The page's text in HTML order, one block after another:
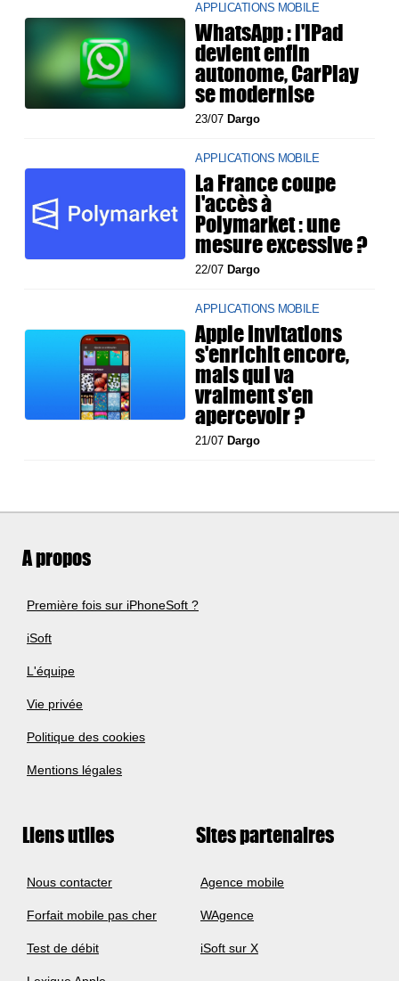
APPLICATIONS MOBILE
WhatsApp : l'iPad
devient enfin
autonome, CarPlay
se modernise
23/07 Dargo
APPLICATIONS MOBILE
La France coupe
l'accès à
Polymarket : une
mesure excessive ?
22/07 Dargo
APPLICATIONS MOBILE
Apple Invitations
s'enrichit encore,
mais qui va
vraiment s'en
apercevoir ?
21/07 Dargo
A propos
Première fois sur iPhoneSoft ?
iSoft
L'équipe
Vie privée
Politique des cookies
Mentions légales
Liens utiles
Nous contacter
Forfait mobile pas cher
Test de débit
Sites partenaires
Agence mobile
WAgence
iSoft sur X